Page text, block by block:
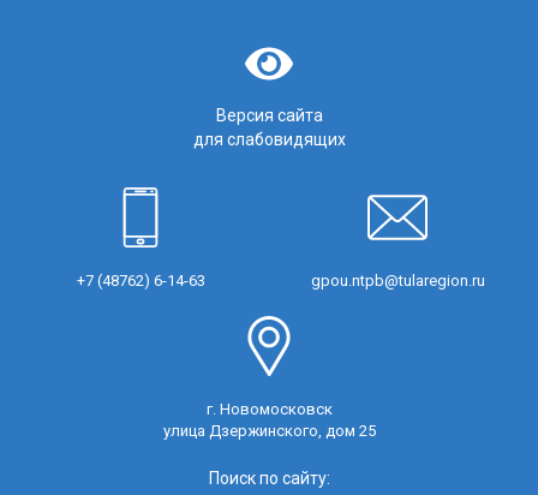
Версия сайта
для слабовидящих
+7 (48762) 6-14-63 gpou.ntpb@tularegion.ru
г. Новомосковск
улица Дзержинского, дом 25
Поиск по сайту: